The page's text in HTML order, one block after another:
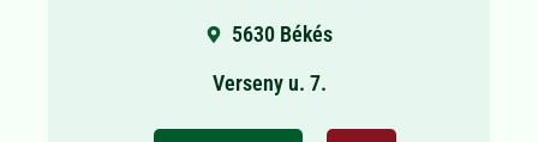
5630 Békés
Verseny u. 7.